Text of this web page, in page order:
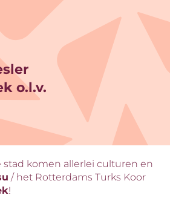
o.l.v.
komen allerlei culturen en
/ het Rotterdams Turks Koor
!